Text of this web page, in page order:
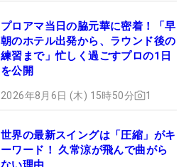
プロアマ当日の脇元華に密着！「早
朝のホテル出発から、ラウンド後の
練習まで」忙しく過ごすプロの1日
を公開
2026年8月6日 (木) 15時50分 1
世界の最新スイングは「圧縮」がキ
ーワード！ 久常涼が飛んで曲がら